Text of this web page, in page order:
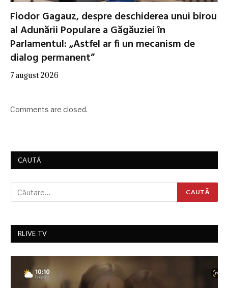
Fiodor Gagauz, despre deschiderea unui birou
al Adunării Populare a Găgăuziei în
Parlamentul: „Astfel ar fi un mecanism de
dialog permanent”
7 august 2026
Comments are closed.
CAUTĂ
RLIVE TV